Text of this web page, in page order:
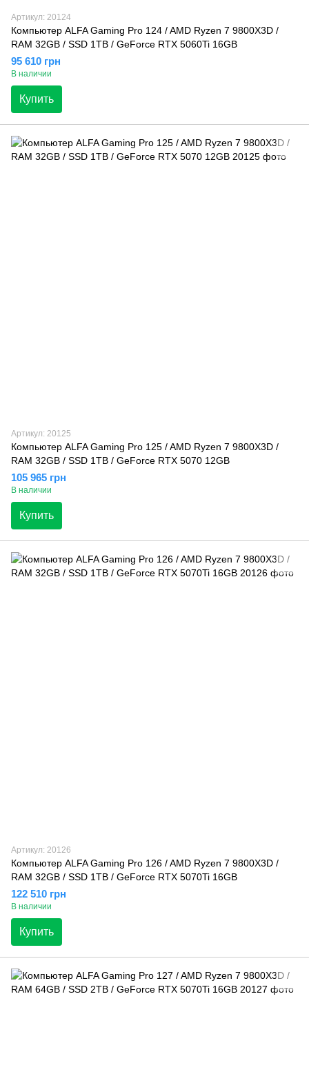
Артикул: 20124
Компьютер ALFA Gaming Pro 124 / AMD Ryzen 7 9800X3D /
RAM 32GB / SSD 1TB / GeForce RTX 5060Ti 16GB
95 610 грн
В наличии
Купить
Артикул: 20125
Компьютер ALFA Gaming Pro 125 / AMD Ryzen 7 9800X3D /
RAM 32GB / SSD 1TB / GeForce RTX 5070 12GB
105 965 грн
В наличии
Купить
Артикул: 20126
Компьютер ALFA Gaming Pro 126 / AMD Ryzen 7 9800X3D /
RAM 32GB / SSD 1TB / GeForce RTX 5070Ti 16GB
122 510 грн
В наличии
Купить